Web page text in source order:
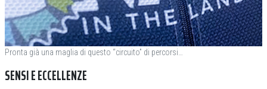
Pronta già una maglia di questo “circuito” di percorsi…
SENSI E ECCELLENZE